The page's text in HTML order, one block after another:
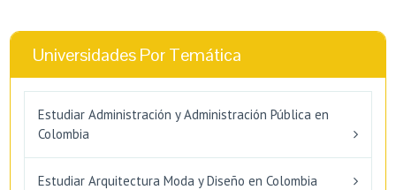
Universidades Por Temática
Estudiar Administración y Administración Pública en
Colombia
Estudiar Arquitectura Moda y Diseño en Colombia